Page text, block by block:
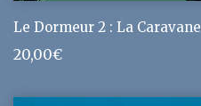
Le Dormeur 2 : La Caravane
20,00€